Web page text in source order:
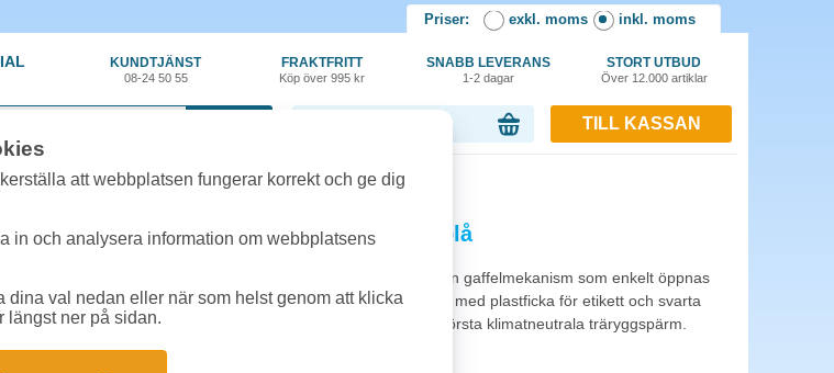
Priser: exkl. moms inkl. moms
KUNDTJÄNST
08-24 50 55
FRAKTFRITT
Köp över 995 kr
SNABB LEVERANS
1-2 dagar
STORT UTBUD
Över 12.000 artiklar
TILL KASSAN
»Träryggspärm Jopa Original A4 blå
Träryggspärm Jopa Original A4 blå
En klassisk arbetspärm av hög kvalitet och med en gaffelmekanism som enkelt öppnas
med en ergonomisk tryckknapp. Tygklädd trärygg med plastficka för etikett och svarta
pärmsidor med extra kantförstärkning. Världens första klimatneutrala träryggspärm.
Rymmer 400 pappersark. 5 års funktionsgaranti.
att webbplatsen fungerar korrekt och ge dig
in och analysera information om webbplatsens
dina val nedan eller när som helst genom att klicka
längst ner på sidan.